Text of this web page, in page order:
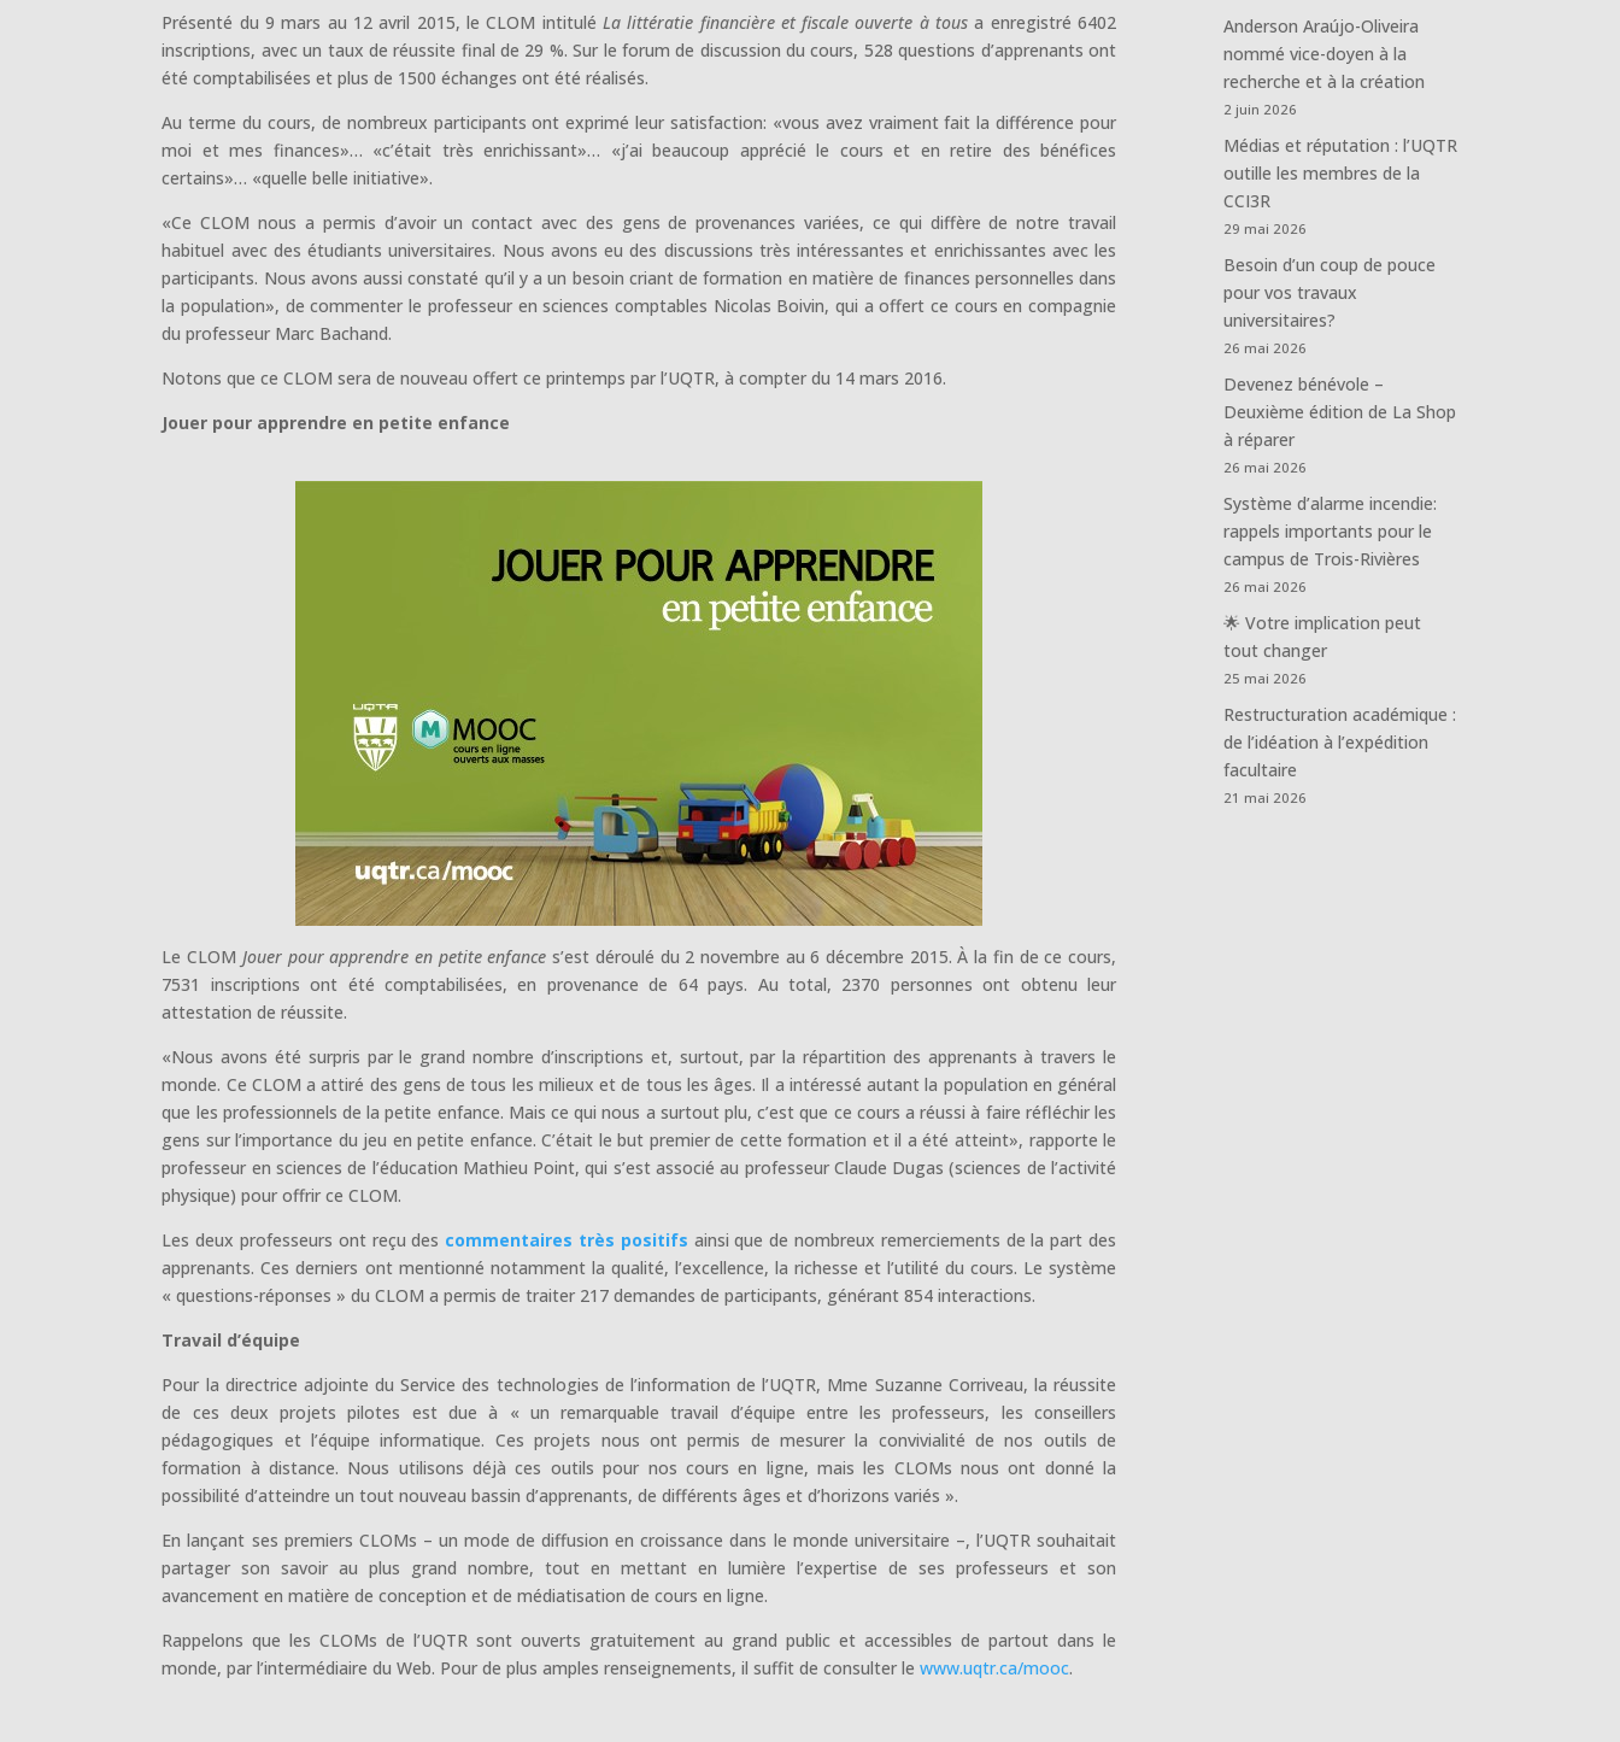
Présenté du 9 mars au 12 avril 2015, le CLOM intitulé La littératie financière et fiscale ouverte à tous a enregistré 6402
inscriptions, avec un taux de réussite final de 29 %. Sur le forum de discussion du cours, 528 questions d’apprenants ont
été comptabilisées et plus de 1500 échanges ont été réalisés.
Au terme du cours, de nombreux participants ont exprimé leur satisfaction: «vous avez vraiment fait la différence pour
moi et mes finances»… «c’était très enrichissant»… «j’ai beaucoup apprécié le cours et en retire des bénéfices
certains»… «quelle belle initiative».
«Ce CLOM nous a permis d’avoir un contact avec des gens de provenances variées, ce qui diffère de notre travail
habituel avec des étudiants universitaires. Nous avons eu des discussions très intéressantes et enrichissantes avec les
participants. Nous avons aussi constaté qu’il y a un besoin criant de formation en matière de finances personnelles dans
la population», de commenter le professeur en sciences comptables Nicolas Boivin, qui a offert ce cours en compagnie
du professeur Marc Bachand.
Notons que ce CLOM sera de nouveau offert ce printemps par l’UQTR, à compter du 14 mars 2016.
Jouer pour apprendre en petite enfance
Le CLOM Jouer pour apprendre en petite enfance s’est déroulé du 2 novembre au 6 décembre 2015. À la fin de ce cours,
7531 inscriptions ont été comptabilisées, en provenance de 64 pays. Au total, 2370 personnes ont obtenu leur
attestation de réussite.
«Nous avons été surpris par le grand nombre d’inscriptions et, surtout, par la répartition des apprenants à travers le
monde. Ce CLOM a attiré des gens de tous les milieux et de tous les âges. Il a intéressé autant la population en général
que les professionnels de la petite enfance. Mais ce qui nous a surtout plu, c’est que ce cours a réussi à faire réfléchir les
gens sur l’importance du jeu en petite enfance. C’était le but premier de cette formation et il a été atteint», rapporte le
professeur en sciences de l’éducation Mathieu Point, qui s’est associé au professeur Claude Dugas (sciences de l’activité
physique) pour offrir ce CLOM.
Les deux professeurs ont reçu des commentaires très positifs ainsi que de nombreux remerciements de la part des
apprenants. Ces derniers ont mentionné notamment la qualité, l’excellence, la richesse et l’utilité du cours. Le système
« questions-réponses » du CLOM a permis de traiter 217 demandes de participants, générant 854 interactions.
Travail d’équipe
Pour la directrice adjointe du Service des technologies de l’information de l’UQTR, Mme Suzanne Corriveau, la réussite
de ces deux projets pilotes est due à « un remarquable travail d’équipe entre les professeurs, les conseillers
pédagogiques et l’équipe informatique. Ces projets nous ont permis de mesurer la convivialité de nos outils de
formation à distance. Nous utilisons déjà ces outils pour nos cours en ligne, mais les CLOMs nous ont donné la
possibilité d’atteindre un tout nouveau bassin d’apprenants, de différents âges et d’horizons variés ».
En lançant ses premiers CLOMs – un mode de diffusion en croissance dans le monde universitaire –, l’UQTR souhaitait
partager son savoir au plus grand nombre, tout en mettant en lumière l’expertise de ses professeurs et son
avancement en matière de conception et de médiatisation de cours en ligne.
Rappelons que les CLOMs de l’UQTR sont ouverts gratuitement au grand public et accessibles de partout dans le
monde, par l’intermédiaire du Web. Pour de plus amples renseignements, il suffit de consulter lewww.uqtr.ca/mooc.
Anderson Araújo-Oliveira
nommé vice-doyen à la
recherche et à la création
2 juin 2026
Médias et réputation : l’UQTR
outille les membres de la
CCI3R
29 mai 2026
Besoin d’un coup de pouce
pour vos travaux
universitaires?
26 mai 2026
Devenez bénévole –
Deuxième édition de La Shop
à réparer
26 mai 2026
Système d’alarme incendie:
rappels importants pour le
campus de Trois-Rivières
26 mai 2026
🌟 Votre implication peut
tout changer
25 mai 2026
Restructuration académique :
de l’idéation à l’expédition
facultaire
21 mai 2026